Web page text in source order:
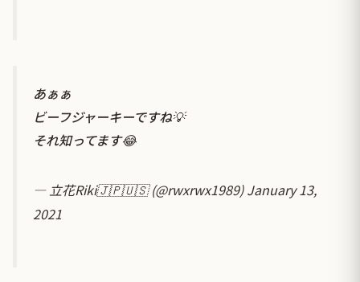
あぁぁ
ビーフジャーキーですね💡
それ知ってます😂
— 立花Riki🇯🇵🇺🇸 (@rwxrwx1989)January 13,
2021